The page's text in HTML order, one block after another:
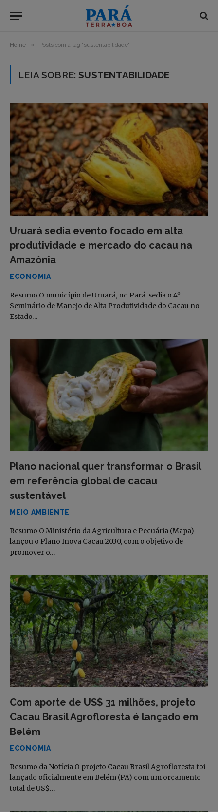
Home » Posts com a tag "sustentabilidade"
LEIA SOBRE:SUSTENTABILIDADE
Uruará sedia evento focado em alta
produtividade e mercado do cacau na
Amazônia
ECONOMIA
Resumo O município de Uruará, no Pará. sedia o 4º
Seminário de Manejo de Alta Produtividade do Cacau no
Estado…
Plano nacional quer transformar o Brasil
em referência global de cacau
sustentável
MEIO AMBIENTE
Resumo O Ministério da Agricultura e Pecuária (Mapa)
lançou o Plano Inova Cacau 2030, com o objetivo de
promover o…
Com aporte de US$ 31 milhões, projeto
Cacau Brasil Agrofloresta é lançado em
Belém
ECONOMIA
Resumo da Notícia O projeto Cacau Brasil Agrofloresta foi
lançado oficialmente em Belém (PA) com um orçamento
total de US$…